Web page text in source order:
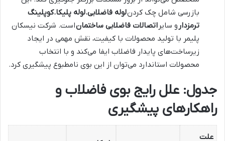
بازرسی شامل چک کردنلوله فاضلابی،لوله پلیکا،کوپلینگ
ترمزدار و سایر اتصالات فاضلابی ساختماناست. شرکت نیسکان
پلیمر با تولید محصولات با کیفیت، نقش مهمی در ایجاد
زیرساخت‌های پایدار فاضلاب ایفا می‌کند و با انتخاب
محصولات استاندارد می‌توان از این بوی نامطبوع پیشگیری کرد.
جدول: علل رایج بوی فاضلاب و
راهکارهای پیشگیری
علت